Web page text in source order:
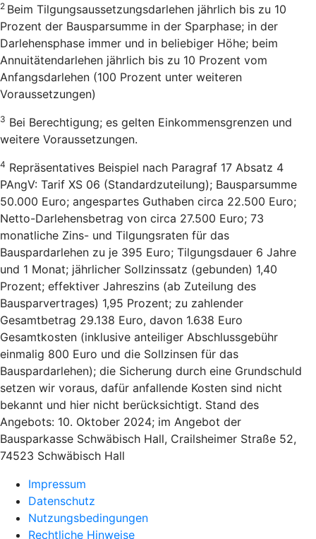
2 Beim Tilgungsaussetzungsdarlehen jährlich bis zu 10
Prozent der Bausparsumme in der Sparphase; in der
Darlehensphase immer und in beliebiger Höhe; beim
Annuitätendarlehen jährlich bis zu 10 Prozent vom
Anfangsdarlehen (100 Prozent unter weiteren
Voraussetzungen)
3 Bei Berechtigung; es gelten Einkommensgrenzen und
weitere Voraussetzungen.
4 Repräsentatives Beispiel nach Paragraf 17 Absatz 4
PAngV: Tarif XS 06 (Standardzuteilung); Bausparsumme
50.000 Euro; angespartes Guthaben circa 22.500 Euro;
Netto-Darlehensbetrag von circa 27.500 Euro; 73
monatliche Zins- und Tilgungsraten für das
Bauspardarlehen zu je 395 Euro; Tilgungsdauer 6 Jahre
und 1 Monat; jährlicher Sollzinssatz (gebunden) 1,40
Prozent; effektiver Jahreszins (ab Zuteilung des
Bausparvertrages) 1,95 Prozent; zu zahlender
Gesamtbetrag 29.138 Euro, davon 1.638 Euro
Gesamtkosten (inklusive anteiliger Abschlussgebühr
einmalig 800 Euro und die Sollzinsen für das
Bauspardarlehen); die Sicherung durch eine Grundschuld
setzen wir voraus, dafür anfallende Kosten sind nicht
bekannt und hier nicht berücksichtigt. Stand des
Angebots: 10. Oktober 2024; im Angebot der
Bausparkasse Schwäbisch Hall, Crailsheimer Straße 52,
74523 Schwäbisch Hall
Impressum
Datenschutz
Nutzungsbedingungen
Rechtliche Hinweise